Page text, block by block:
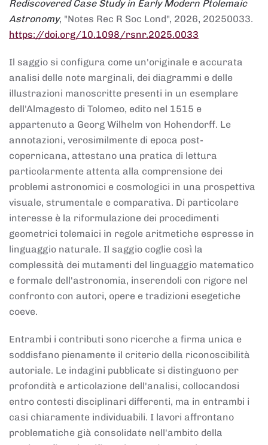
Rediscovered Case Study in Early Modern Ptolemaic
Astronomy, "Notes Rec R Soc Lond", 2026, 20250033.
https://doi.org/10.1098/rsnr.2025.0033
Il saggio si configura come un'originale e accurata
analisi delle note marginali, dei diagrammi e delle
illustrazioni manoscritte presenti in un esemplare
dell'Almagesto di Tolomeo, edito nel 1515 e
appartenuto a Georg Wilhelm von Hohendorff. Le
annotazioni, verosimilmente di epoca post-
copernicana, attestano una pratica di lettura
particolarmente attenta alla comprensione dei
problemi astronomici e cosmologici in una prospettiva
visuale, strumentale e comparativa. Di particolare
interesse è la riformulazione dei procedimenti
geometrici tolemaici in regole aritmetiche espresse in
linguaggio naturale. Il saggio coglie così la
complessità dei mutamenti del linguaggio matematico
e formale dell'astronomia, inserendoli con rigore nel
confronto con autori, opere e tradizioni esegetiche
coeve.
Entrambi i contributi sono ricerche a firma unica e
soddisfano pienamente il criterio della riconoscibilità
autoriale. Le indagini pubblicate si distinguono per
profondità e articolazione dell'analisi, collocandosi
entro contesti disciplinari differenti, ma in entrambi i
casi chiaramente individuabili. I lavori affrontano
problematiche già consolidate nell'ambito della